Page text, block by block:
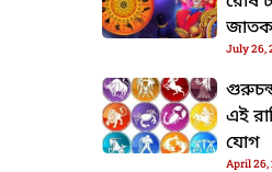
July 26,
এই
যোগ
April 26,